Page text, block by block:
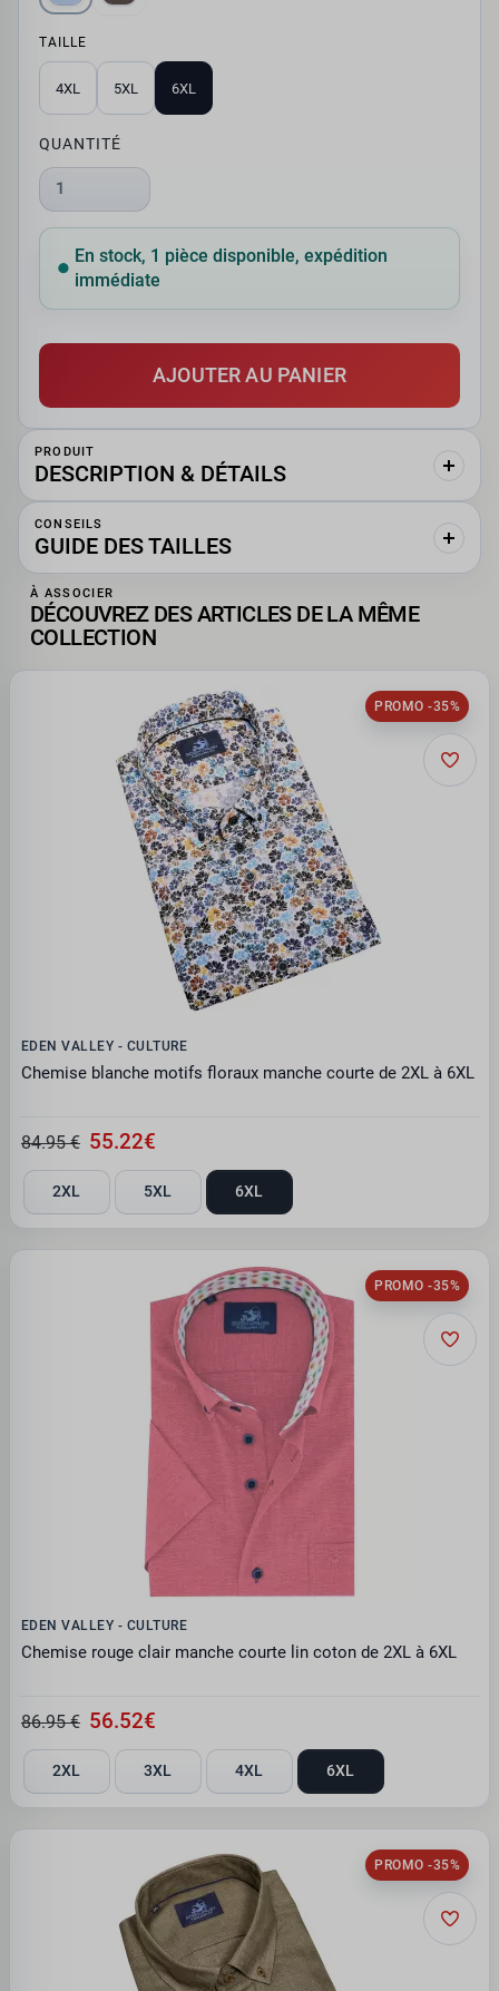
TAILLE
4XL 5XL 6XL
QUANTITÉ
1
En stock, 1 pièce disponible, expédition
immédiate
AJOUTER AU PANIER
PRODUIT
DESCRIPTION & DÉTAILS
CONSEILS
GUIDE DES TAILLES
À ASSOCIER
DÉCOUVREZ DES ARTICLES DE LA MÊME
COLLECTION
PROMO -35%
EDEN VALLEY - CULTURE
Chemise blanche motifs floraux manche courte de 2XL à 6XL
84.95 € 55.22€
2XL 5XL 6XL
PROMO -35%
EDEN VALLEY - CULTURE
Chemise rouge clair manche courte lin coton de 2XL à 6XL
86.95 € 56.52€
2XL 3XL 4XL 6XL
PROMO -35%